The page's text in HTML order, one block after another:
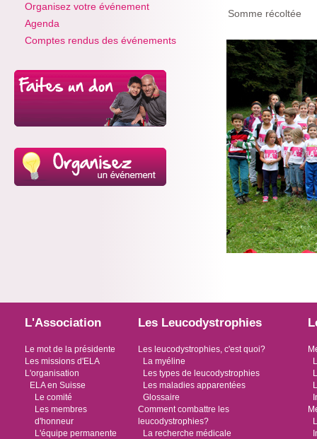
Organisez votre événement
Agenda
Comptes rendus des événements
Somme récoltée
L'Association
Le mot de la présidente
Les missions d'ELA
L'organisation
ELA en Suisse
Le comité
Les membres
d'honneur
L'équipe permanente
Les Leucodystrophies
Les leucodystrophies, c'est quoi?
La myéline
Les types de leucodystrophies
Les maladies apparentées
Glossaire
Comment combattre les
leucodystrophies?
La recherche médicale